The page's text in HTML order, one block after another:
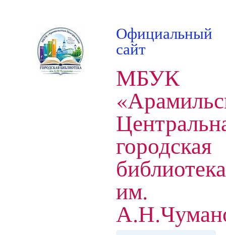
Официальный
сайт
МБУК
городская
библиотека
им.